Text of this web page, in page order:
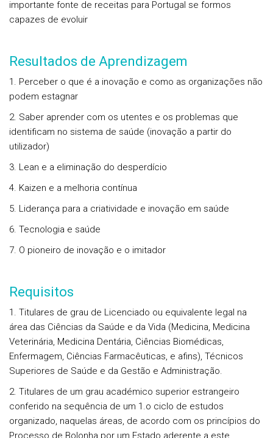
importante fonte de receitas para Portugal se formos
capazes de evoluir
Resultados de Aprendizagem
1. Perceber o que é a inovação e como as organizações não
podem estagnar
2. Saber aprender com os utentes e os problemas que
identificam no sistema de saúde (inovação a partir do
utilizador)
3. Lean e a eliminação do desperdício
4. Kaizen e a melhoria contínua
5. Liderança para a criatividade e inovação em saúde
6. Tecnologia e saúde
7. O pioneiro de inovação e o imitador
Requisitos
1. Titulares de grau de Licenciado ou equivalente legal na
área das Ciências da Saúde e da Vida (Medicina, Medicina
Veterinária, Medicina Dentária, Ciências Biomédicas,
Enfermagem, Ciências Farmacêuticas, e afins), Técnicos
Superiores de Saúde e da Gestão e Administração.
2. Titulares de um grau académico superior estrangeiro
conferido na sequência de um 1.o ciclo de estudos
organizado, naquelas áreas, de acordo com os princípios do
Processo de Bolonha por um Estado aderente a este